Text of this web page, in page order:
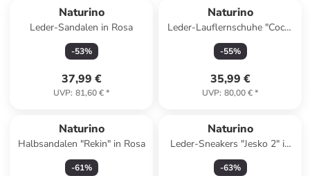
Naturino
Leder-Sandalen in Rosa
-53%
37,99 €
UVP: 81,60 €*
Naturino
Leder-Lauflernschuhe "Coco"
in Braun
-55%
35,99 €
UVP: 80,00 €*
Naturino
Halbsandalen "Rekin" in Rosa
-61%
Naturino
Leder-Sneakers "Jesko 2" in
Grün
-63%